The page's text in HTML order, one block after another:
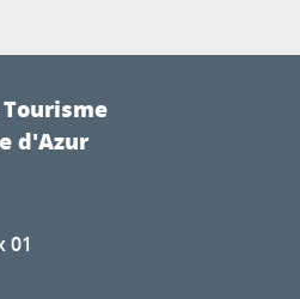
d'Azur
01